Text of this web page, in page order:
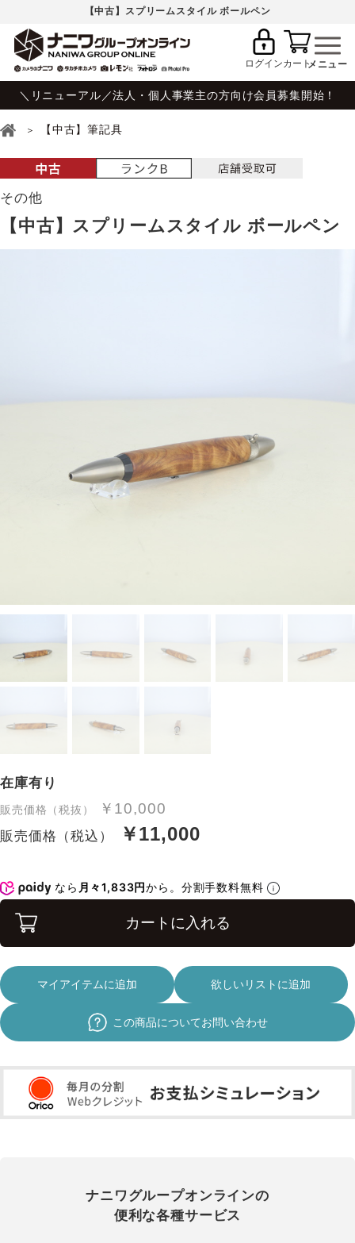
【中古】スプリームスタイル ボールペン
ログインカート
＼リニューアル／法人・個人事業主の方向け会員募集開始！
【中古】筆記具
その他
【中古】スプリームスタイル ボールペン
在庫有り
販売価格（税抜） ￥10,000
販売価格（税込） ￥11,000
なら 月々1,833円から。分割手数料無料
カートに入れる
マイアイテムに追加 欲しいリストに追加
この商品についてお問い合わせ
ナニワグループオンラインの
便利な各種サービス